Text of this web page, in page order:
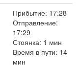
Прибытие: 17:28
Отправление:
17:29
Стоянка: 1 мин
Время в пути: 14
мин